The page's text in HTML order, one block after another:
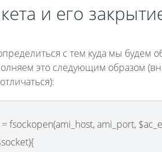
и его
с тем куда мы будем
это следующим образом
fsockopen(ami_host, ami_port,